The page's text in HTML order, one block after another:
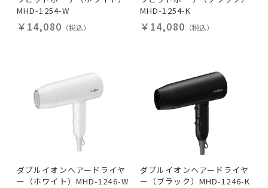
MHD-1254-W
￥14,080 （税込）
MHD-1254-K
￥14,080 （税込）
ダブルイオンヘアードライヤ
ー（ホワイト）MHD-1246-W
ダブルイオンヘアードライヤ
ー（ブラック）MHD-1246-K